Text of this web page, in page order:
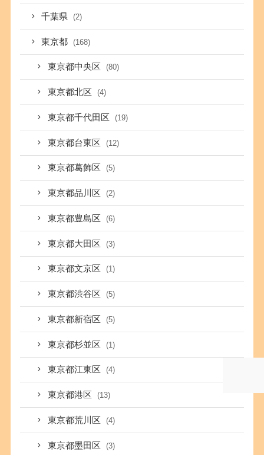
千葉県 (2)
東京都 (168)
東京都中央区 (80)
東京都北区 (4)
東京都千代田区 (19)
東京都台東区 (12)
東京都葛飾区 (5)
東京都品川区 (2)
東京都豊島区 (6)
東京都大田区 (3)
東京都文京区 (1)
東京都渋谷区 (5)
東京都新宿区 (5)
東京都杉並区 (1)
東京都江東区 (4)
東京都港区 (13)
東京都荒川区 (4)
東京都墨田区 (3)